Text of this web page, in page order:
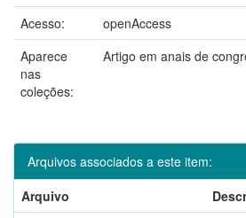
Acesso:
openAccess
Aparece
nas
coleções:
Artigo em anais de
Arquivos associados a este item:
Arquivo